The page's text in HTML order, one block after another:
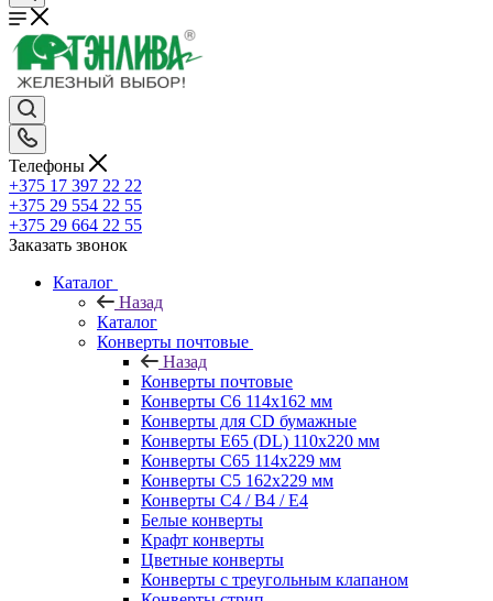
Телефоны
+375 17 397 22 22
+375 29 554 22 55
+375 29 664 22 55
Заказать звонок
Каталог
Назад
Каталог
Конверты почтовые
Назад
Конверты почтовые
Конверты С6 114х162 мм
Конверты для CD бумажные
Конверты E65 (DL) 110х220 мм
Конверты С65 114х229 мм
Конверты С5 162х229 мм
Конверты С4 / B4 / E4
Белые конверты
Крафт конверты
Цветные конверты
Конверты с треугольным клапаном